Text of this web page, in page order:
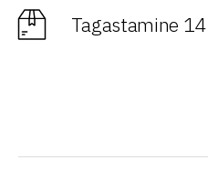
Tagastamine